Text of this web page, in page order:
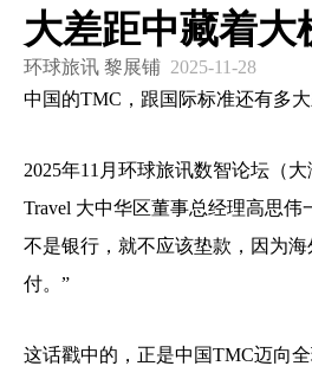
大差距中藏着大
环球旅讯 黎展铺 2025-11-28
中国的TMC，跟国际标准还有多大
2025年11月环球旅讯数智论坛（
Travel 大中华区董事总经理高思伟
不是银行，就不应该垫款，因为
付。”
这话戳中的，正是中国TMC迈向